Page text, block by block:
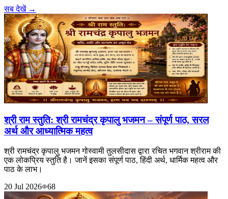
सब देखें →
श्री राम स्तुति: श्री रामचंद्र कृपालु भजमन – संपूर्ण पाठ, सरल
अर्थ और आध्यात्मिक महत्व
श्री रामचंद्र कृपालु भजमन गोस्वामी तुलसीदास द्वारा रचित भगवान श्रीराम की
एक लोकप्रिय स्तुति है। जानें इसका संपूर्ण पाठ, हिंदी अर्थ, धार्मिक महत्व और
पाठ के लाभ।
20 Jul 2026
68